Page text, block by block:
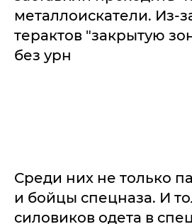
Среди них не только
и бойцы спецназа. И
силовиков одета в